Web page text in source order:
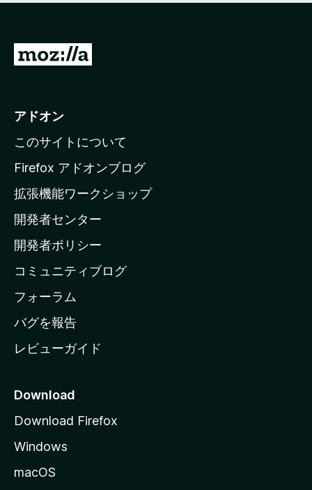
M
i
l
a
ホ
ー
ム
ー
ジ
へ
アドオン
このサイトについて
Firefox アドオンブログ
拡張機能ワークショップ
開発者センター
開発者ポリシー
コミュニティブログ
フォーラム
バグを報告
レビューガイド
Download
Download Firefox
Windows
macOS